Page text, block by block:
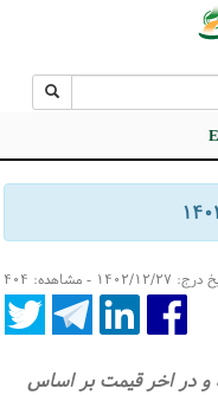
و در اخر قیمت بر اساس